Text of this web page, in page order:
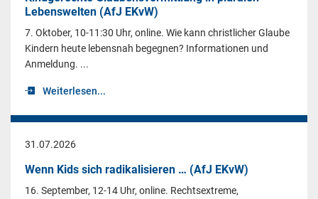
Lebenswelten (AfJ EKvW)
7. Oktober, 10-11:30 Uhr, online. Wie kann christlicher Glaube
Kindern heute lebensnah begegnen? Informationen und
Anmeldung. ...
Weiterlesen...
31.07.2026
Wenn Kids sich radikalisieren … (AfJ EKvW)
16. September, 12-14 Uhr, online. Rechtsextreme,